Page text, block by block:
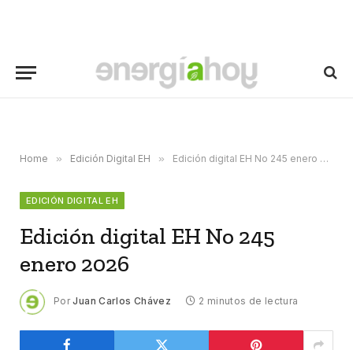
Home » Edición Digital EH » Edición digital EH No 245 enero 2026
EDICIÓN DIGITAL EH
Edición digital EH No 245
enero 2026
Por Juan Carlos Chávez 2 minutos de lectura